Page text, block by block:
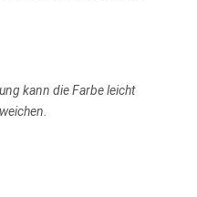
kann die Farbe leicht